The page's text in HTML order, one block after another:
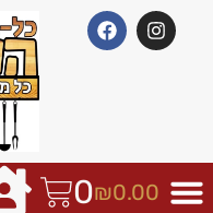
₪0.00
0